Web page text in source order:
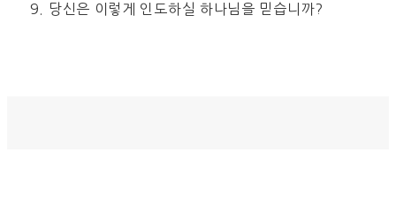
9. 당신은 이렇게 인도하실 하나님을 믿습니까?